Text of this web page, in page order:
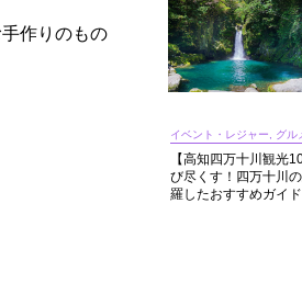
作りのもの
イベント・レジャー, グル
【高知四万十川観光
び尽くす！四万十川
羅したおすすめガイド